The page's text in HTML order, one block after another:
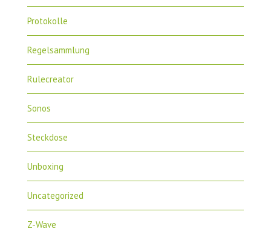
Protokolle
Regelsammlung
Rulecreator
Sonos
Steckdose
Unboxing
Uncategorized
Z-Wave